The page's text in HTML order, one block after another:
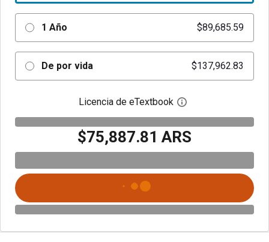
1 Año $89,685.59
De por vida $137,962.83
Licencia de eTextbook Abre el cuadro de
$75,887.81 ARS